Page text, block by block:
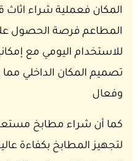
المكان فعملية شراء
المطاعم فرصة الحصول
للاستخدام اليومي مع
تصميم المكان الداخلي
وفعال
كما أن شراء مطابخ
لتجهيز المطابخ بكفاءة